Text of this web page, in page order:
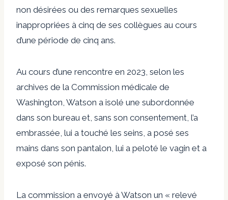
non désirées ou des remarques sexuelles
inappropriées à cinq de ses collègues au cours
d’une période de cinq ans.
Au cours d’une rencontre en 2023, selon les
archives de la Commission médicale de
Washington, Watson a isolé une subordonnée
dans son bureau et, sans son consentement, l’a
embrassée, lui a touché les seins, a posé ses
mains dans son pantalon, lui a peloté le vagin et a
exposé son pénis.
La commission a envoyé à Watson un « relevé